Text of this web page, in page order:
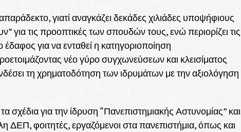
γιατί αναγκάζει δεκάδες χιλιάδες υποψήφιους
για τις προοπτικές των σπουδών τους, ενώ περιορίζει τις
έδαφος για να ενταθεί η κατηγοριοποίηση
νέο γύρο συγχωνεύσεων και κλεισίματος
τη χρηματοδότηση των ιδρυμάτων με την αξιολόγηση
σχέδια για την ίδρυση “Πανεπιστημιακής Αστυνομίας” και
ΔΕΠ, φοιτητές, εργαζόμενοι στα πανεπιστήμια, όπως και